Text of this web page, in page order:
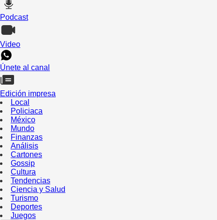
Podcast
Video
Únete al canal
Edición impresa
Local
Policiaca
México
Mundo
Finanzas
Análisis
Cartones
Gossip
Cultura
Tendencias
Ciencia y Salud
Turismo
Deportes
Juegos